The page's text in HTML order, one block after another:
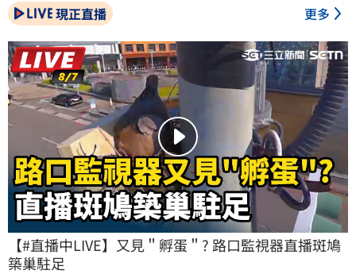
現正直播 更多
【#直播中LIVE】又見＂孵蛋＂? 路口監視器直播斑鳩
築巢駐足